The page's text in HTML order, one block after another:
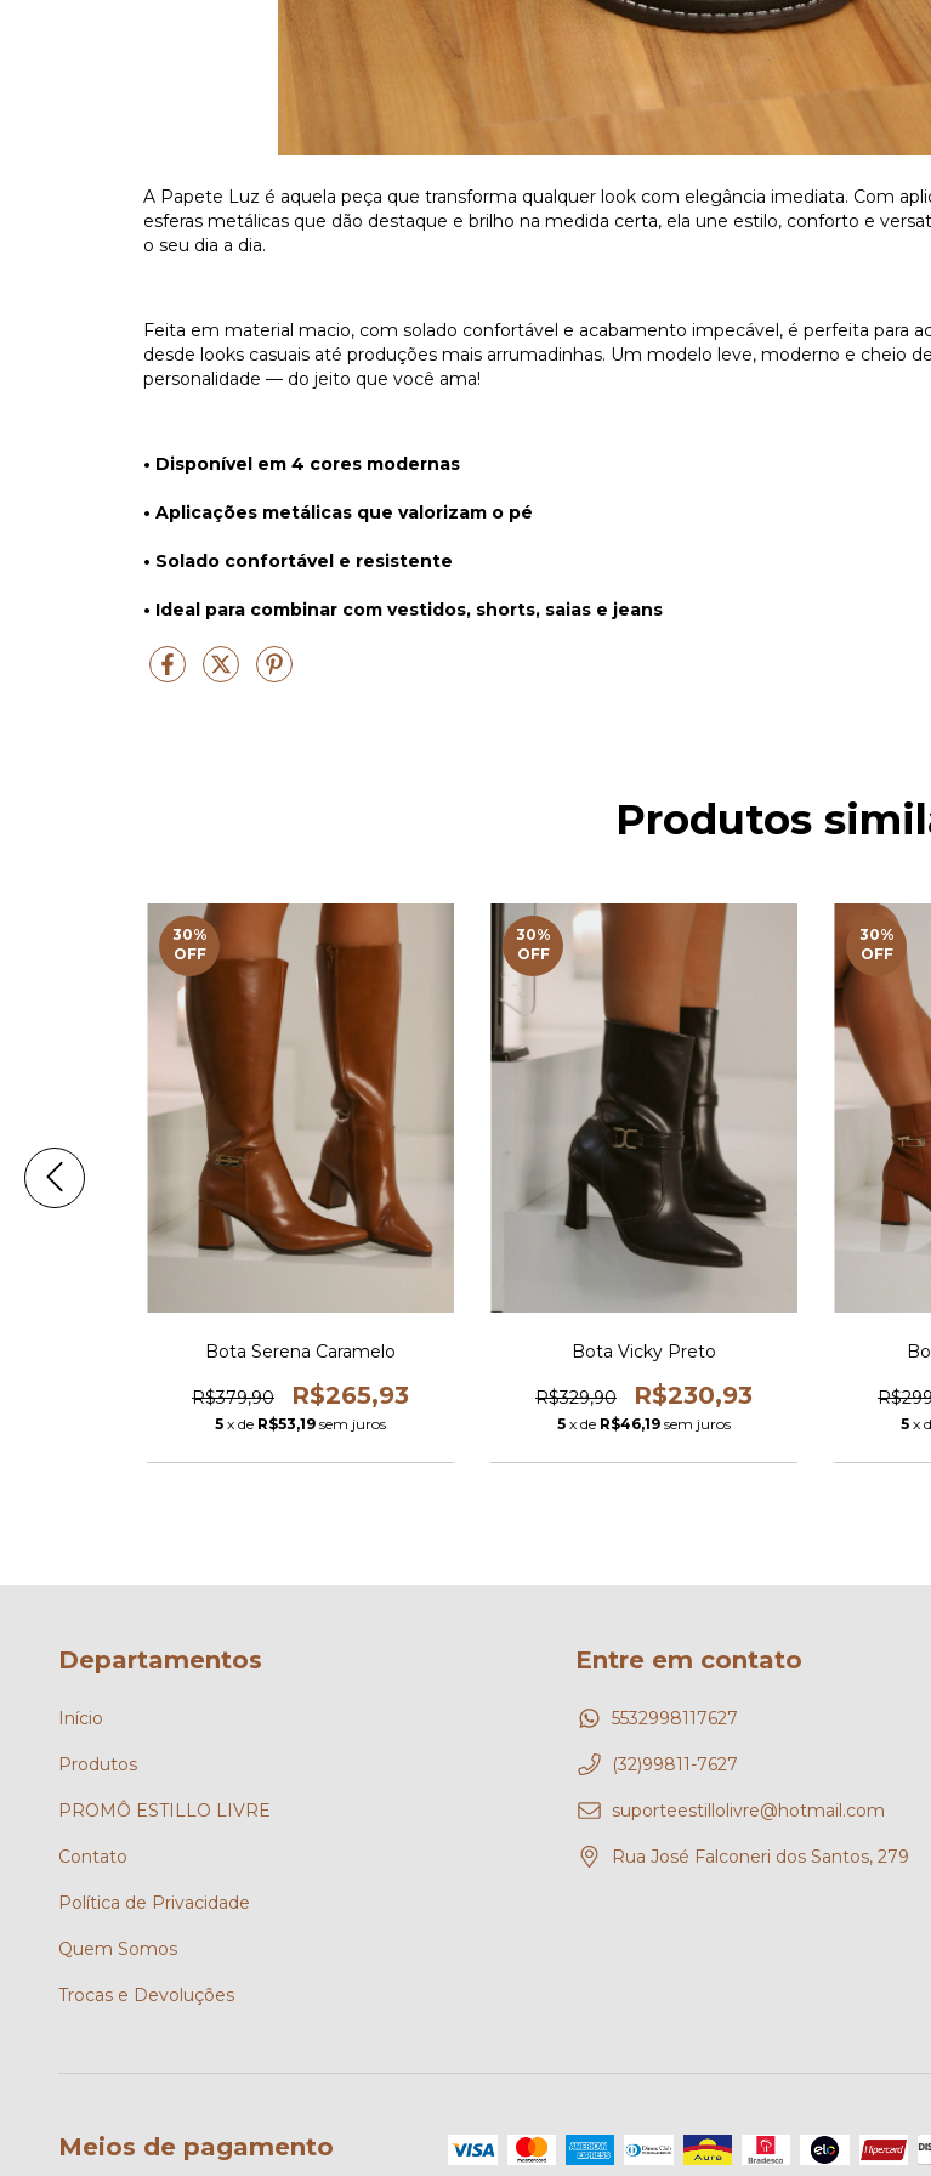
A Papete Luz é aquela peça que transforma qualquer look com elegância imediata. Com
esferas metálicas que dão destaque e brilho na medida certa, ela une estilo, conforto e
o seu dia a dia.
Feita em material macio, com solado confortável e acabamento impecável, é perfeita para
desde looks casuais até produções mais arrumadinhas. Um modelo leve, moderno e cheio de
personalidade — do jeito que você ama!
• Disponível em 4 cores modernas
• Aplicações metálicas que valorizam o pé
• Solado confortável e resistente
• Ideal para combinar com vestidos, shorts, saias e jeans
Produtos
30%
OFF
Bota Serena Caramelo
R$379,90 R$265,93
5 x de R$53,19 sem juros
30%
OFF
Bota Vicky Preto
R$329,90 R$230,93
5 x de R$46,19 sem juros
30%
OFF
5 x
Departamentos
Início
Produtos
PROMÔ ESTILLO LIVRE
Contato
Política de Privacidade
Quem Somos
Trocas e Devoluções
Entre em contato
5532998117627
(32)99811-7627
suporteestillolivre@hotmail.com
Rua José Falconeri dos Santos, 279
Meios de pagamento